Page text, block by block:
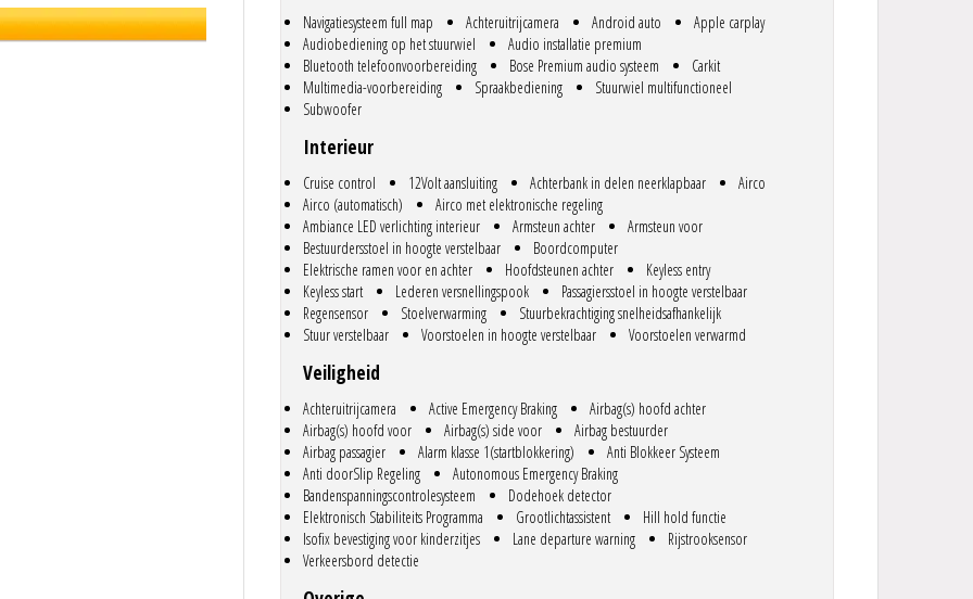
Navigatiesysteem full map Achteruitrijcamera Android auto
Apple carplay
Audiobediening op het stuurwiel
Audio installatie premium
Bluetooth telefoonvoorbereiding
Bose Premium audio systeem
Carkit
Multimedia-voorbereiding
Spraakbediening
Stuurwiel multifunctioneel
Subwoofer
Interieur
Cruise control 12Volt aansluiting Achterbank in delen neerklapbaar
Airco
Airco (automatisch)
Airco met elektronische regeling
Ambiance LED verlichting interieur
Armsteun achter
Armsteun voor
Bestuurdersstoel in hoogte verstelbaar
Boordcomputer
Elektrische ramen voor en achter
Hoofdsteunen achter
Keyless entry
Keyless start
Lederen versnellingspook
Passagiersstoel in hoogte verstelbaar
Regensensor
Stoelverwarming
Stuurbekrachtiging snelheidsafhankelijk
Stuur verstelbaar
Voorstoelen in hoogte verstelbaar Voorstoelen verwarmd
Veiligheid
Achteruitrijcamera Active Emergency Braking
Airbag(s) hoofd achter
Airbag(s) hoofd voor
Airbag(s) side voor
Airbag bestuurder
Airbag passagier
Alarm klasse 1(startblokkering)
Anti Blokkeer Systeem
Anti doorSlip Regeling
Autonomous Emergency Braking
Bandenspanningscontrolesysteem
Dodehoek detector
Elektronisch Stabiliteits Programma
Grootlichtassistent
Hill hold functie
Isofix bevestiging voor kinderzitjes
Lane departure warning
Rijstrooksensor
Verkeersbord detectie